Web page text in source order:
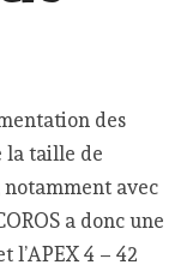
des
la taille de
notamment avec
a donc une
l’APEX 4 – 42